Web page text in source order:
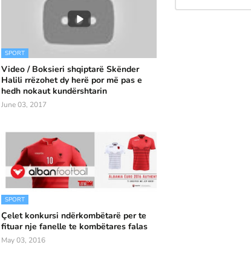
SPORT
Video / Boksieri shqiptarë Skënder
Halili rrëzohet dy herë por më pas e
hedh nokaut kundërshtarin
June 03, 2017
SPORT
Çelet konkursi ndërkombëtarë per te
fituar nje fanelle te kombëtares falas
May 03, 2016